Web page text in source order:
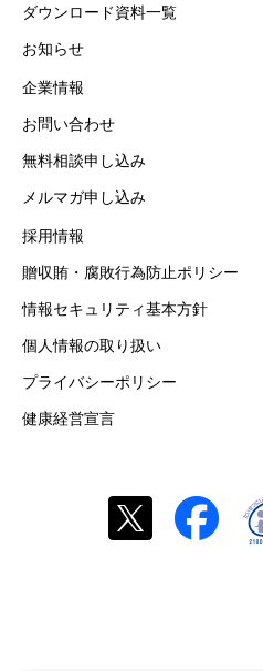
ダウンロード資料一覧
お知らせ
企業情報
お問い合わせ
無料相談申し込み
メルマガ申し込み
採用情報
贈収賄・腐敗行為防止ポリシー
情報セキュリティ基本方針
個人情報の取り扱い
プライバシーポリシー
健康経営宣言